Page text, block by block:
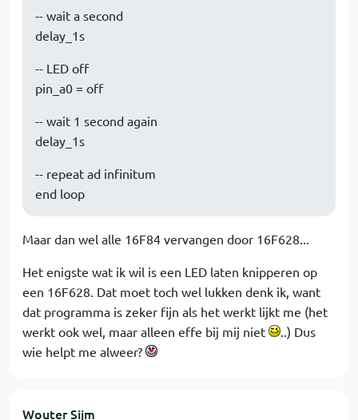
-- wait a second
delay_1s
-- LED off
pin_a0 = off
-- wait 1 second again
delay_1s
-- repeat ad infinitum
end loop
Maar dan wel alle 16F84 vervangen door 16F628...
Het enigste wat ik wil is een LED laten knipperen op
een 16F628. Dat moet toch wel lukken denk ik, want
dat programma is zeker fijn als het werkt lijkt me (het
werkt ook wel, maar alleen effe bij mij niet
..) Dus
wie helpt me alweer?
Wouter Sijm